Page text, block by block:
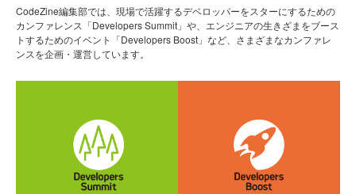
CodeZine編集部では、現場で活躍するデベロッパーをスターにするための
カンファレンス「Developers Summit」や、エンジニアの生きざまをブース
トするためのイベント「Developers Boost」など、さまざまなカンファレ
ンスを企画・運営しています。